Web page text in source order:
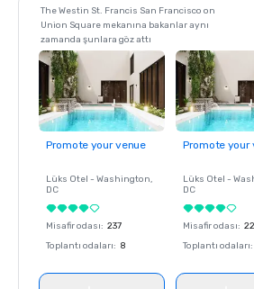
The Westin St. Francis San Francisco on
Union Square mekanına bakanlar aynı
zamanda şunlara göz attı
Promote your venue
Lüks Otel - Washington,
DC
Misafir odası: 237
Toplantı odaları: 8
Promote your
Lüks Otel -
DC
Misafir odası:
Toplantı odaları: